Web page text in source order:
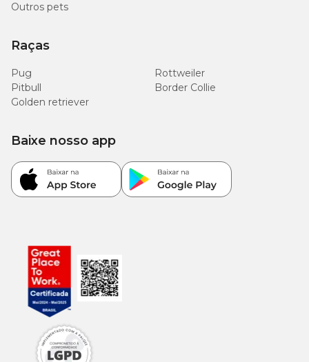
Outros pets
Raças
Pug
Rottweiler
Pitbull
Border Collie
Golden retriever
Baixe nosso app